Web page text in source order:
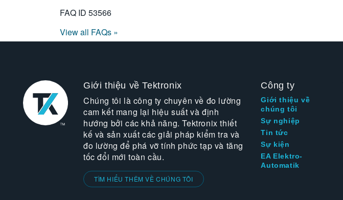
FAQ ID 53566
View all FAQs »
Giới thiệu về Tektronix
Chúng tôi là công ty chuyên về đo lường
cam kết mang lại hiệu suất và định
hướng bởi các khả năng. Tektronix thiết
kế và sản xuất các giải pháp kiểm tra và
đo lường để phá vỡ tính phức tạp và tăng
tốc đổi mới toàn cầu.
TÌM HIỂU THÊM VỀ CHÚNG TÔI
Công ty
Giới thiệu về
chúng tôi
Sự nghiệp
Tin tức
Sự kiện
EA Elektro-
Automatik